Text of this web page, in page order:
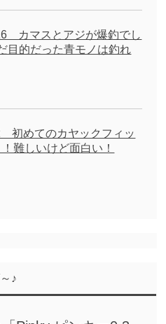
カマスとアジが爆釣でし
目的だった青モノは釣れ
初めてのカヤックフィッ
難しいけど面白い！
♪